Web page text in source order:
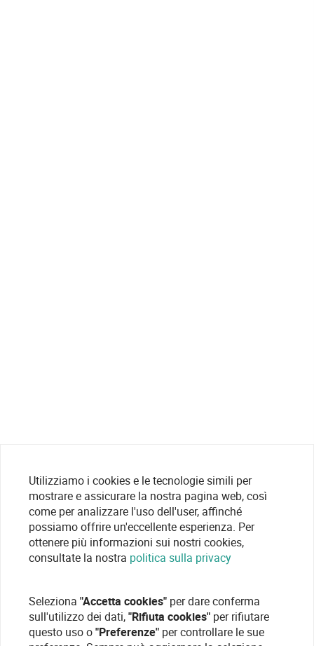
Utilizziamo i cookies e le tecnologie simili per
mostrare e assicurare la nostra pagina web, così
come per analizzare l'uso dell'user, affinché
possiamo offrire un'eccellente esperienza. Per
ottenere più informazioni sui nostri cookies,
consultate la nostra politica sulla privacy
Seleziona "Accetta cookies" per dare conferma
sull'utilizzo dei dati,"Rifiuta cookies" per rifiutare
questo uso o"Preferenze" per controllare le sue